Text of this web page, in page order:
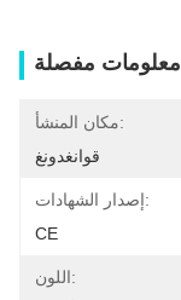
معلومات مفصلة
مكان المنشأ:
قوانغدونغ
إصدار الشهادات:
CE
اللون: